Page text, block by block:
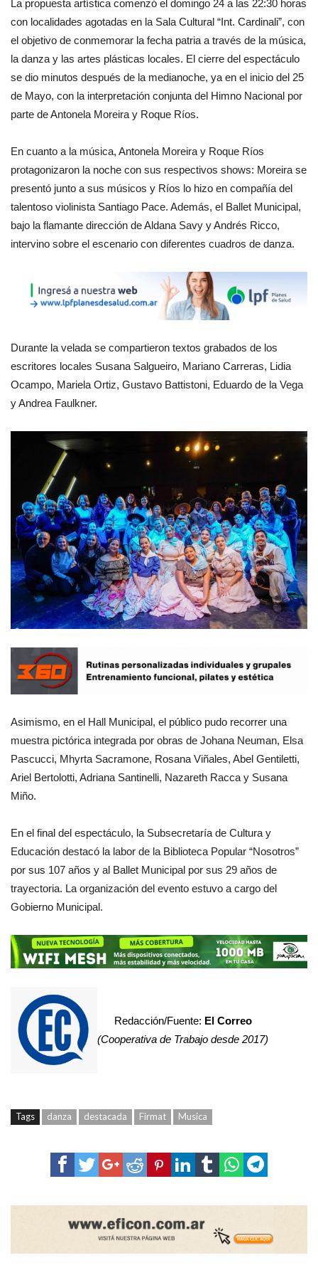
La propuesta artística comenzó el domingo 24 a las 22:30 horas
con localidades agotadas en la Sala Cultural “Int. Cardinali”, con
el objetivo de conmemorar la fecha patria a través de la música,
la danza y las artes plásticas locales. El cierre del espectáculo
se dio minutos después de la medianoche, ya en el inicio del 25
de Mayo, con la interpretación conjunta del Himno Nacional por
parte de Antonela Moreira y Roque Ríos.
En cuanto a la música, Antonela Moreira y Roque Ríos
protagonizaron la noche con sus respectivos shows: Moreira se
presentó junto a sus músicos y Ríos lo hizo en compañía del
talentoso violinista Santiago Pace. Además, el Ballet Municipal,
bajo la flamante dirección de Aldana Savy y Andrés Ricco,
intervino sobre el escenario con diferentes cuadros de danza.
Durante la velada se compartieron textos grabados de los
escritores locales Susana Salgueiro, Mariano Carreras, Lidia
Ocampo, Mariela Ortiz, Gustavo Battistoni, Eduardo de la Vega
y Andrea Faulkner.
Asimismo, en el Hall Municipal, el público pudo recorrer una
muestra pictórica integrada por obras de Johana Neuman, Elsa
Pascucci, Mhyrta Sacramone, Rosana Viñales, Abel Gentiletti,
Ariel Bertolotti, Adriana Santinelli, Nazareth Racca y Susana
Miño.
En el final del espectáculo, la Subsecretaría de Cultura y
Educación destacó la labor de la Biblioteca Popular “Nosotros”
por sus 107 años y al Ballet Municipal por sus 29 años de
trayectoria. La organización del evento estuvo a cargo del
Gobierno Municipal.
Redacción/Fuente: El Correo
(Cooperativa de Trabajo desde 2017)
Tags danza destacada Firmat Musica